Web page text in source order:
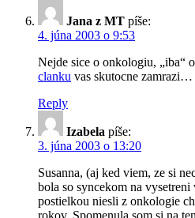
Jana z MT píše:
4. júna 2003 o 9:53
Nejde sice o onkologiu, „iba“
clanku vas skutocne zamrazi…
Reply
Izabela píše:
3. júna 2003 o 13:20
Susanna, (aj ked viem, ze si
bola so syncekom na
postielkou niesli z onkologie
rokov. Spomenula som si na